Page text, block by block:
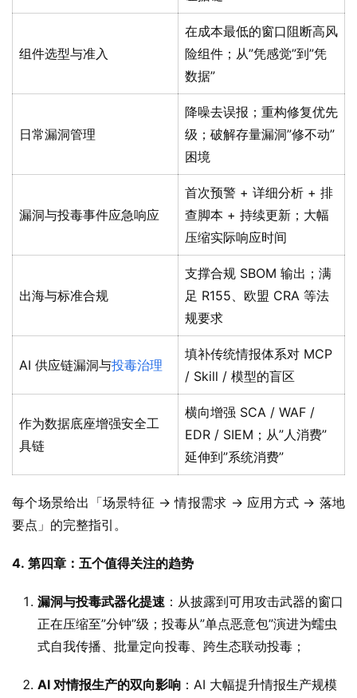
组件选型与准入
在成本最低的窗口阻断高风
险组件；从”凭感觉”到”凭
数据”
日常漏洞管理
降噪去误报；重构修复优先
级；破解存量漏洞”修不动”
困境
漏洞与投毒事件应急响应
首次预警 + 详细分析 + 排
查脚本 + 持续更新；大幅
压缩实际响应时间
出海与标准合规
支撑合规 SBOM 输出；满
足 R155、欧盟 CRA 等法
规要求
AI 供应链漏洞与投毒治理
填补传统情报体系对 MCP
/ Skill / 模型的盲区
作为数据底座增强安全工
具链
横向增强 SCA / WAF /
EDR / SIEM；从”人消费”
延伸到”系统消费”
每个场景给出「场景特征 → 情报需求 → 应用方式 → 落地
要点」的完整指引。
4. 第四章： 五个值得关注的趋势
漏洞与投毒武器化提速 ：从披露到可用攻击武器的窗口
正在压缩至”分钟”级；投毒从”单点恶意包”演进为蠕虫
式自我传播、批量定向投毒、跨生态联动投毒；
AI 对情报生产的双向影响 ：AI 大幅提升情报生产规模